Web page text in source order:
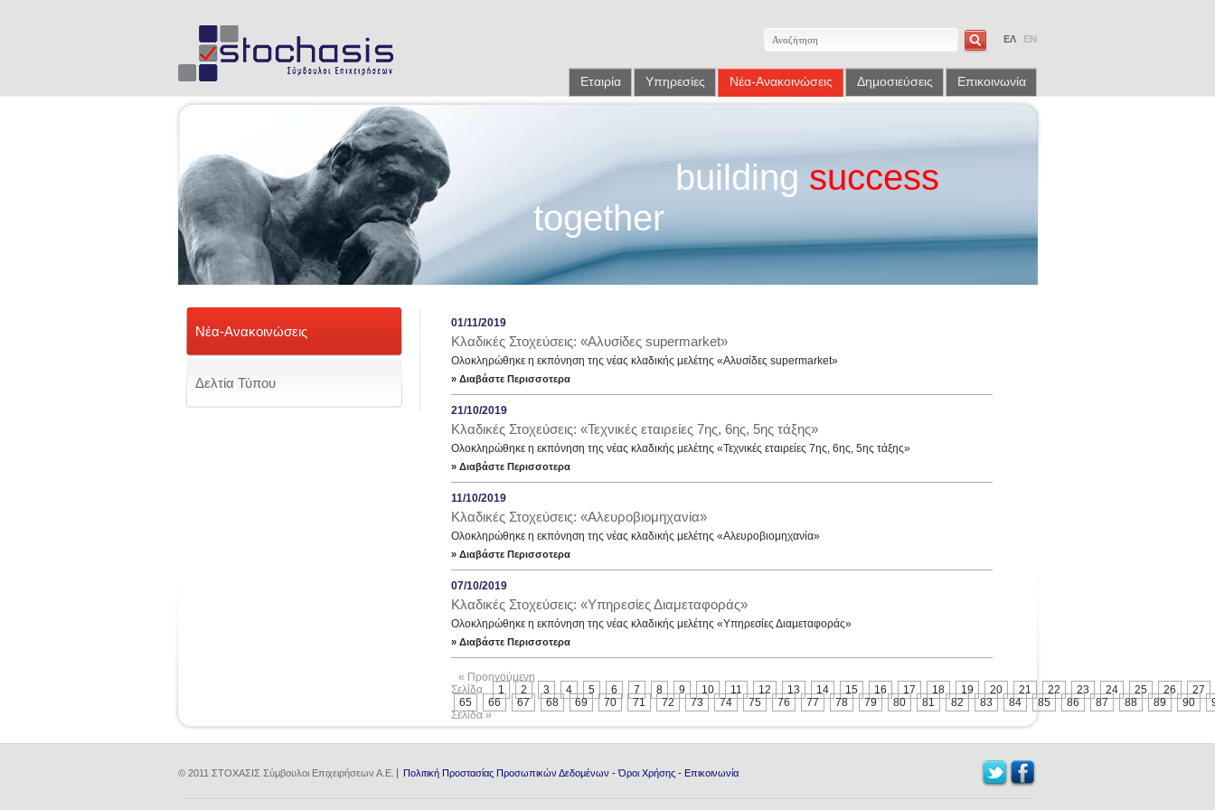
ΕΛ EN
Εταιρία Υπηρεσίες Νέα-Ανακοινώσεις Δημοσιεύσεις Επικοινωνία
building success
together
Νέα-Ανακοινώσεις
Δελτία Τύπου
01/11/2019
Κλαδικές Στοχεύσεις: «Αλυσίδες supermarket»
Ολοκληρώθηκε η εκπόνηση της νέας κλαδικής μελέτης «Αλυσίδες supermarket»
» Διαβάστε Περισσοτερα
21/10/2019
Κλαδικές Στοχεύσεις: «Τεχνικές εταιρείες 7ης, 6ης, 5ης τάξης»
Ολοκληρώθηκε η εκπόνηση της νέας κλαδικής μελέτης «Τεχνικές εταιρείες 7ης, 6ης, 5ης τάξης»
» Διαβάστε Περισσοτερα
11/10/2019
Κλαδικές Στοχεύσεις: «Αλευροβιομηχανία»
Ολοκληρώθηκε η εκπόνηση της νέας κλαδικής μελέτης «Αλευροβιομηχανία»
» Διαβάστε Περισσοτερα
07/10/2019
Κλαδικές Στοχεύσεις: «Υπηρεσίες Διαμεταφοράς»
Ολοκληρώθηκε η εκπόνηση της νέας κλαδικής μελέτης «Υπηρεσίες Διαμεταφοράς»
» Διαβάστε Περισσοτερα
« Προηγούμενη
Σελίδα
1 2 3 4 5 6 7 8 9 10 11 12 13 14 15 16 17 18 19 20 21 22 23 24 25 26
27
65
66 67 68 69 70 71 72 73 74 75 76 77 78 79 80 81 82 83 84 85 86 87 88 89 90
Σελίδα »
© 2011 ΣΤΟΧΑΣΙΣ Σύμβουλοι Επιχειρήσεων Α.Ε. Πολιτική Προστασίας Προσωπικών Δεδομένων -Όροι Χρήσης - Επικοινωνία